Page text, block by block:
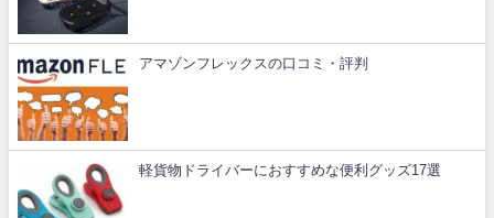
アマゾンフレックスの口コミ・評判
軽貨物ドライバーにおすすめな便利グッズ17選